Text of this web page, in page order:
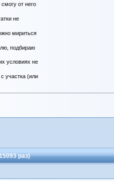
от него
не
мириться
подбираю
условиях не
участка (или
раз)